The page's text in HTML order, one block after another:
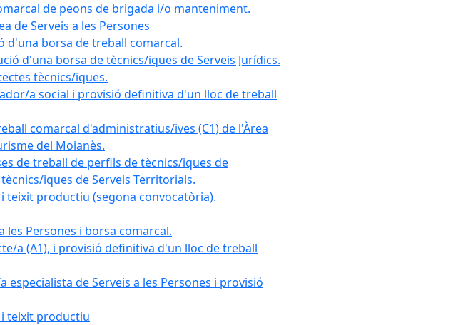
de peons de brigada i/o manteniment.
de Serveis a les Persones
d'una borsa de treball comarcal.
d'una borsa de tècnics/iques de Serveis Jurídics.
tècnics/iques.
a social i provisió definitiva d'un lloc de treball
comarcal d'administratius/ives (C1) de l'Àrea
del Moianès.
de treball de perfils de tècnics/iques de
iques de Serveis Territorials.
i teixit productiu (segona convocatòria).
les Persones i borsa comarcal.
a (A1), i provisió definitiva d'un lloc de treball
de Serveis a les Persones i provisió
i teixit productiu